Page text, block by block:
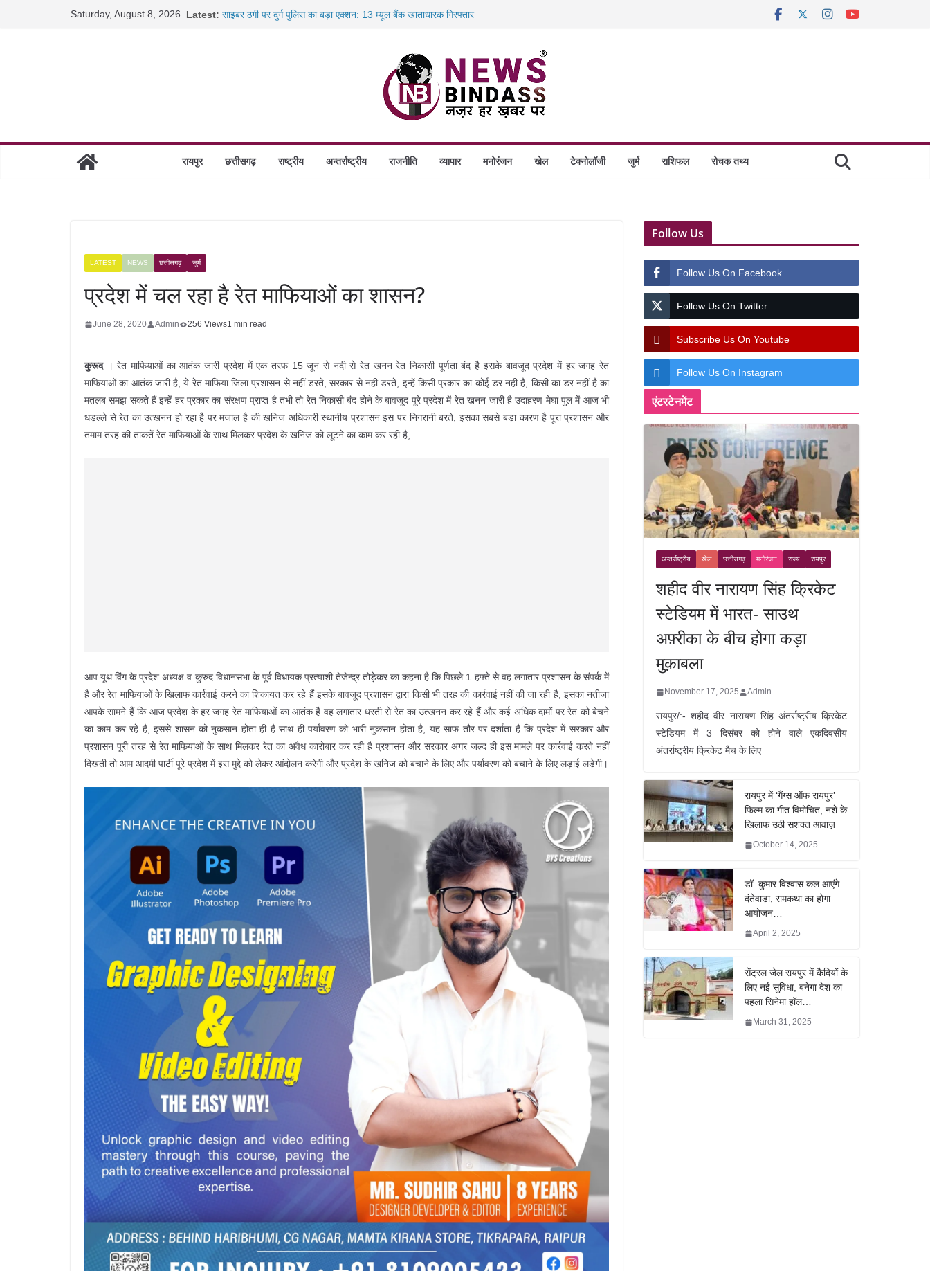
Saturday, August 8, 2026 Latest:
छत्तीसगढ़ में 1460 गोधाम होंगे स्थापित, हर विकासखंड के 10 उत्कृष्ट गोठानों
साइबर ठगी पर दुर्ग पुलिस का बड़ा एक्शन: 13 म्यूल बैंक खाताधारक गिरफ्तार
रायपुर में कल्याण ज्वेलर्स में डकैती की साजिश नाकाम, दिल्ली-बिहार
रायपुर छत्तीसगढ़ राष्ट्रीय अन्तर्राष्ट्रीय राजनीति व्यापार मनोरंजन खेल टेक्नोलॉजी जुर्म राशिफल रोचक तथ्य
LATEST NEWS छत्तीसगढ़ जुर्म
प्रदेश में चल रहा है रेत माफियाओं का शासन?
June 28, 2020 Admin 256 Views1 min read
कुरूद। रेत माफियाओं का आतंक जारी प्रदेश में एक तरफ 15 जून से नदी से रेत खनन रेत निकासी पूर्णता बंद है इसके बावजूद प्रदेश में हर जगह रेत
माफियाओं का आतंक जारी है, ये रेत माफिया जिला प्रशासन से नहीं डरते, सरकार से नही डरते, इन्हें किसी प्रकार का कोई डर नही है, किसी का डर नहीं है का
मतलब समझ सकते हैं इन्हें हर प्रकार का संरक्षण प्राप्त है तभी तो रेत निकासी बंद होने के बावजूद पूरे प्रदेश में रेत खनन जारी है उदाहरण मेघा पुल में आज भी
धड़ल्ले से रेत का उत्खनन हो रहा है पर मजाल है की खनिज अधिकारी स्थानीय प्रशासन इस पर निगरानी बरते, इसका सबसे बड़ा कारण है पूरा प्रशासन और
तमाम तरह की ताकतें रेत माफियाओं के साथ मिलकर प्रदेश के खनिज को लूटने का काम कर रही है,
आप यूथ विंग के प्रदेश अध्यक्ष व कुरुद विधानसभा के पूर्व विधायक प्रत्याशी तेजेन्द्र तोड़ेकर का कहना है कि पिछले 1 हफ्ते से वह लगातार प्रशासन के संपर्क में
है और रेत माफियाओं के खिलाफ कार्रवाई करने का शिकायत कर रहे हैं इसके बावजूद प्रशासन द्वारा किसी भी तरह की कार्रवाई नहीं की जा रही है, इसका नतीजा
आपके सामने हैं कि आज प्रदेश के हर जगह रेत माफियाओं का आतंक है वह लगातार धरती से रेत का उत्खनन कर रहे हैं और कई अधिक दामों पर रेत को बेचने
का काम कर रहे है, इससे शासन को नुकसान होता ही है साथ ही पर्यावरण को भारी नुकसान होता है, यह साफ तौर पर दर्शाता है कि प्रदेश में सरकार और
प्रशासन पूरी तरह से रेत माफियाओं के साथ मिलकर रेत का अवैध कारोबार कर रही है प्रशासन और सरकार अगर जल्द ही इस मामले पर कार्रवाई करते नहीं
दिखती तो आम आदमी पार्टी पूरे प्रदेश में इस मुद्दे को लेकर आंदोलन करेगी और प्रदेश के खनिज को बचाने के लिए और पर्यावरण को बचाने के लिए लड़ाई लड़ेगी।
Follow Us
Follow Us On Facebook
Follow Us On Twitter
Subscribe Us On Youtube
Follow Us On Instagram
एंटरटेनमेंट
अन्तर्राष्ट्रीय खेल छत्तीसगढ़ मनोरंजन राज्य रायपुर
शहीद वीर नारायण सिंह क्रिकेट
स्टेडियम में भारत- साउथ
अफ़्रीका के बीच होगा कड़ा
मुक़ाबला
November 17, 2025 Admin
रायपुर/:- शहीद वीर नारायण सिंह अंतर्राष्ट्रीय क्रिकेट
स्टेडियम में 3 दिसंबर को होने वाले एकदिवसीय
अंतर्राष्ट्रीय क्रिकेट मैच के लिए
रायपुर में ‘गैंग्स ऑफ रायपुर’
फिल्म का गीत विमोचित, नशे के
खिलाफ उठी सशक्त आवाज़
October 14, 2025
डॉ. कुमार विश्वास कल आएंगे
दंतेवाड़ा, रामकथा का होगा
आयोजन…
April 2, 2025
सेंट्रल जेल रायपुर में कैदियों के
लिए नई सुविधा, बनेगा देश का
पहला सिनेमा हॉल…
March 31, 2025